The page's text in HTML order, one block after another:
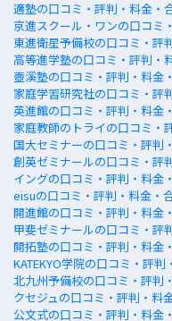
適塾の口コミ・評判・料金・
京進スクール・ワンの口コミ
東進衛星予備校の口コミ・評
高等進学塾の口コミ・評判・
壺溪塾の口コミ・評判・料金
家庭学習研究社の口コミ・評
英進館の口コミ・評判・料金
家庭教師のトライの口コミ・
国大セミナーの口コミ・評判
創英ゼミナールの口コミ・評
イングの口コミ・評判・料金
eisuの口コミ・評判・料金・
開進館の口コミ・評判・料金
甲斐ゼミナールの口コミ・評
開拓塾の口コミ・評判・料金
KATEKYO学院の口コミ・評
北九州予備校の口コミ・評判
クセジュの口コミ・評判・料
公文式の口コミ・評判・料金